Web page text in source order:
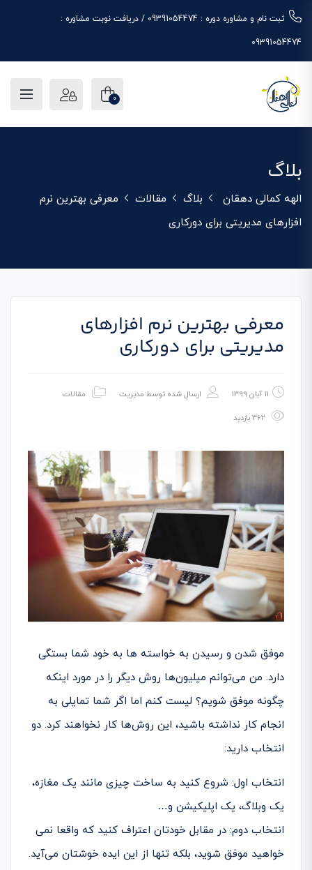
ثبت نام و مشاوره دوره : 09391054474 / دریافت نوبت مشاوره :
09391054474
0
بلاگ
الهه کمالی دهقان بلاگ مقالات
معرفی بهترین نرم
افزارهای مدیریتی برای دورکاری
معرفی بهترین نرم افزارهای
مدیریتی برای دورکاری
11 آبان 1399 ارسال شده توسط مدیریت مقالات
موفق شدن و رسیدن به خواسته‌ ها به خود شما بستگی
دارد. من می­‌توانم میلیون­‌ها روش دیگر را در مورد اینکه
چگونه موفق شویم؟ لیست کنم اما اگر شما تمایلی به
انجام کار نداشته باشید، این روش‌­ها کار نخواهند کرد. دو
انتخاب دارید:
انتخاب اول: شروع کنید به ساخت چیزی مانند یک مغازه،
یک وبلاگ، یک اپلیکیشن و…
انتخاب دوم: در مقابل خودتان اعتراف کنید که واقعا نمی­‌
خواهید موفق شوید، بلکه تنها از این ایده خوشتان می­‌آید.